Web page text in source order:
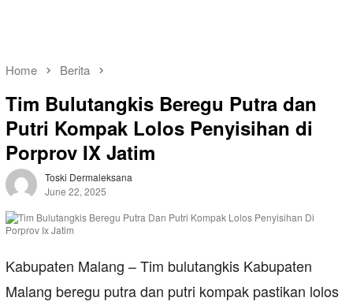
Home Berita
Tim Bulutangkis Beregu Putra dan
Putri Kompak Lolos Penyisihan di
Porprov IX Jatim
Toski Dermaleksana
June 22, 2025
Kabupaten Malang – Tim bulutangkis Kabupaten
Malang beregu putra dan putri kompak pastikan lolos